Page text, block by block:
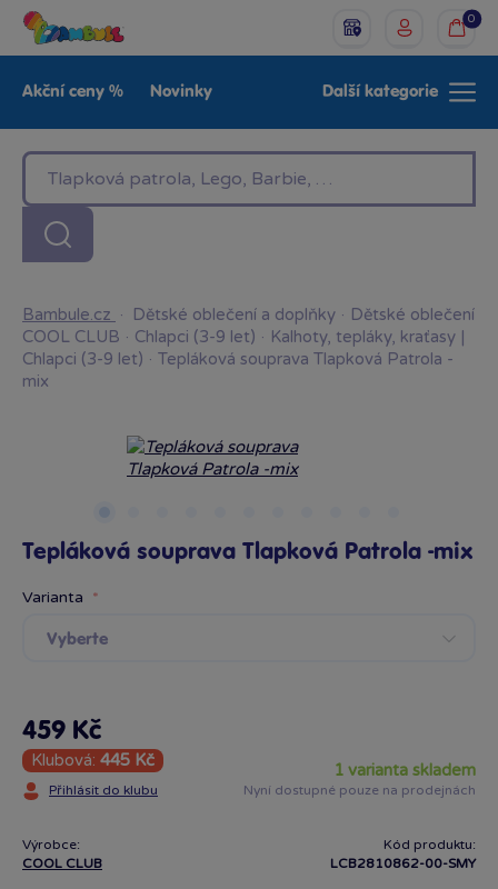
0
Akční ceny % Novinky
LEGO®
Baby Značky
Další kategorie
Bambule.cz · Dětské oblečení a doplňky · Dětské oblečení
COOL CLUB · Chlapci (3-9 let) · Kalhoty, tepláky, kraťasy |
Chlapci (3-9 let) · Tepláková souprava Tlapková Patrola -
mix
Tepláková souprava Tlapková Patrola -mix
Varianta
Vyberte
459 Kč
Klubová: 445 Kč
Přihlásit do klubu
1 varianta skladem
Nyní dostupné pouze na prodejnách
Výrobce:
COOL CLUB
Kód produktu:
LCB2810862-00-SMY